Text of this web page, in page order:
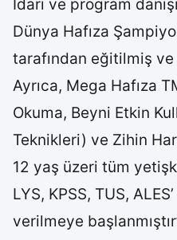
İdari ve program
Dünya Hafıza
tarafından eğitilmiş ve
Ayrıca, Mega Hafıza
Okuma, Beyni Etkin
Teknikleri) ve Zihin
12 yaş üzeri tüm
LYS, KPSS, TUS,
verilmeye